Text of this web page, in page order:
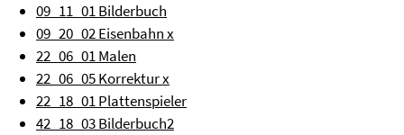
09_11_01 Bilderbuch
09_20_02 Eisenbahn x
22_06_01 Malen
22_06_05 Korrektur x
22_18_01 Plattenspieler
42_18_03 Bilderbuch2